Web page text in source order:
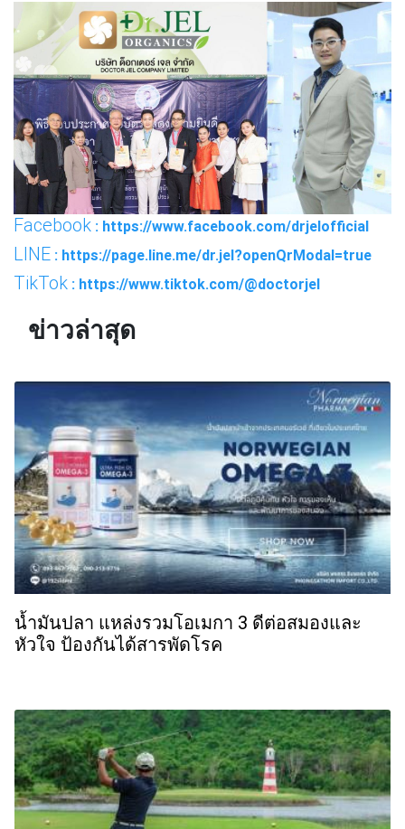
Facebook : https://www.facebook.com/drjelofficial
LINE : https://page.line.me/dr.jel?openQrModal=true
TikTok : https://www.tiktok.com/@doctorjel
ข่าวล่าสุด
น้ำมันปลา แหล่งรวมโอเมกา 3 ดีต่อสมองและ
หัวใจ ป้องกันได้สารพัดโรค